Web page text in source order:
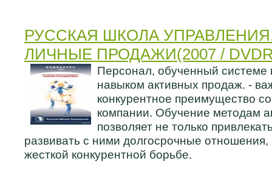
РУССКАЯ ШКОЛА
ЛИЧНЫЕ ПРОДАЖИ(2007 /
Персонал, обученный
навыком активных продаж. -
конкурентное преимущество
компании. Обучение методам
позволяет не только
развивать с ними долгосрочные
жесткой конкурентной борьбе.